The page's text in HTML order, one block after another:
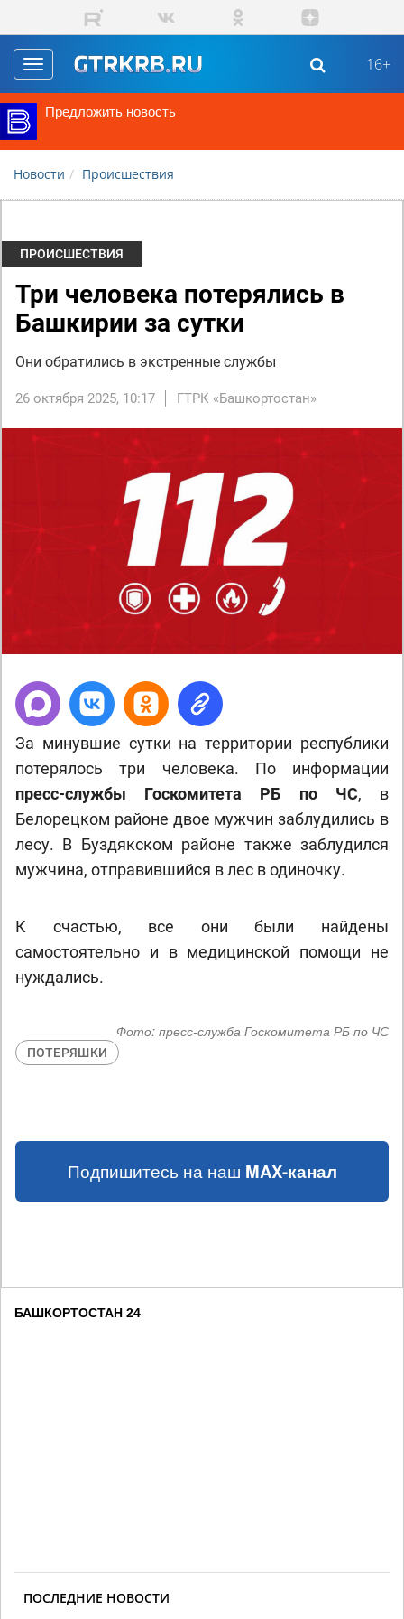
Перейти к основному содержанию
Toggle
navigation
16+
Предложить новость
Новости Происшествия
ПРОИСШЕСТВИЯ
Три человека потерялись в
Башкирии за сутки
Они обратились в экстренные службы
26 октября 2025, 10:17 ГТРК «Башкортостан»
За минувшие сутки на территории республики
потерялось три человека. По информации
пресс-службы Госкомитета РБ по ЧС, в
Белорецком районе двое мужчин заблудились в
лесу. В Буздякском районе также заблудился
мужчина, отправившийся в лес в одиночку.
К счастью, все они были найдены
самостоятельно и в медицинской помощи не
нуждались.
Фото: пресс-служба Госкомитета РБ по ЧС
ПОТЕРЯШКИ
Подпишитесь на наш MAX-канал
БАШКОРТОСТАН 24
ПОСЛЕДНИЕ НОВОСТИ